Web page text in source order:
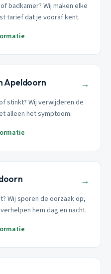
badkamer? Wij maken elke
tarief dat je vooraf kent.
Apeldoorn →
stinkt? Wij verwijderen de
alleen het symptoom.
→
Wij sporen de oorzaak op,
hem dag en nacht.